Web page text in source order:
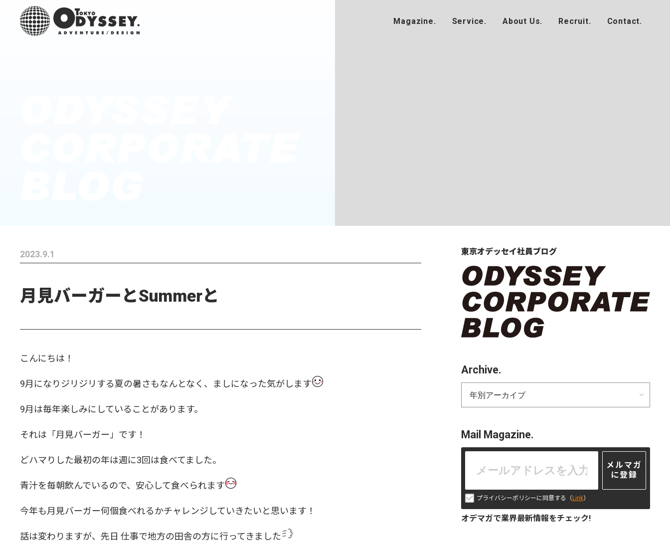
2023.9.1
月見バーガーとSummerと
こんにちは！
9月になりジリジリする夏の暑さもなんとなく、ましになった気がします
9月は毎年楽しみにしていることがあります。
それは「月見バーガー」です！
どハマりした最初の年は週に3回は食べてました。
青汁を毎朝飲んでいるので、安心して食べられます
今年も月見バーガー何個食べれるかチャレンジしていきたいと思います！
話は変わりますが、先日 仕事で地方の田舎の方に行ってきました
東京オデッセイ社員ブログ
Archive.
Mail Magazine.
メルマガ
に登録
プライバシーポリシーに同意する（Link）
オデマガで業界最新情報をチェック!